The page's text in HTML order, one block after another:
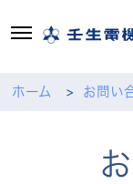
ホーム お問い